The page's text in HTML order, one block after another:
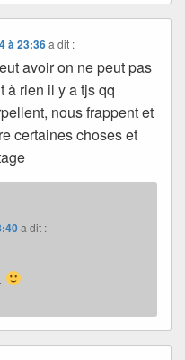
à 23:36 a dit :
avoir on ne peut pas
à rien il y a tjs qq
nous frappent et
certaines choses et
a dit :